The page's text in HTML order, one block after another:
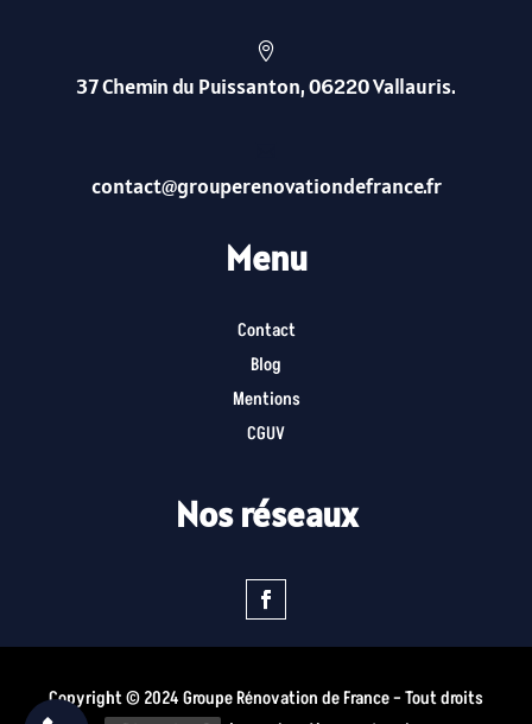

37 Chemin du Puissanton, 06220 Vallauris.
contact@grouperenovationdefrance.fr
Menu
Contact
Blog
Mentions
CGUV
Nos réseaux
Copyright © 2024 Groupe Rénovation de France – Tout droits